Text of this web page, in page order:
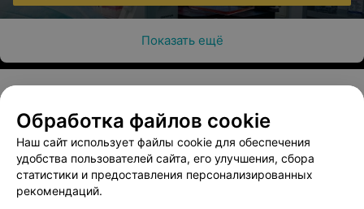
Показать ещё
О проекте Новости проекта
Размещение рекламы
Медицинский маркетинг
Публичный договор
Пользовательское соглашение
Способы оплаты
Обработка файлов cookie
Наш сайт использует файлы cookie для обеспечения
удобства пользователей сайта, его улучшения, сбора
статистики и предоставления персонализированных
рекомендаций.